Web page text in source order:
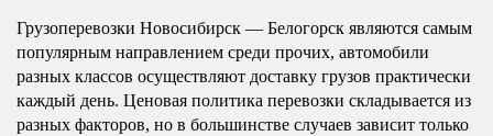
Грузоперевозки Новосибирск — Белогорск являются самым
популярным направлением среди прочих, автомобили
разных классов осуществляют доставку грузов практически
каждый день. Ценовая политика перевозки складывается из
разных факторов, но в большинстве случаев зависит только